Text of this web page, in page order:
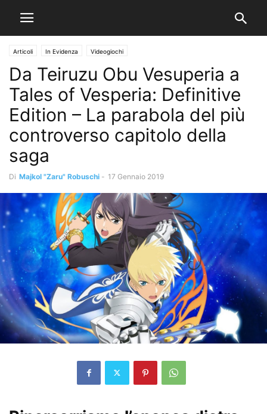
Articoli In Evidenza Videogiochi
Da Teiruzu Obu Vesuperia a
Tales of Vesperia: Definitive
Edition – La parabola del più
controverso capitolo della
saga
Di Majkol "Zaru" Robuschi - 17 Gennaio 2019